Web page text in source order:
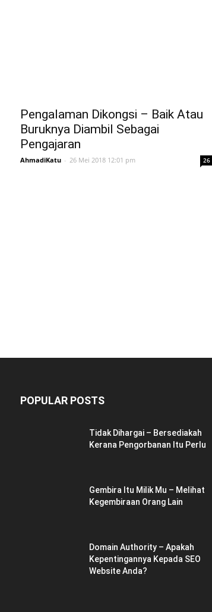
Pengalaman Dikongsi – Baik Atau
Buruknya Diambil Sebagai
Pengajaran
AhmadiKatu - 26 Mei 2018 12:01 pm 26
POPULAR POSTS
Tidak Dihargai – Bersediakah
Kerana Pengorbanan Itu Perlu
Gembira Itu Milik Mu – Melihat
Kegembiraan Orang Lain
Domain Authority – Apakah
Kepentingannya Kepada SEO
Website Anda?